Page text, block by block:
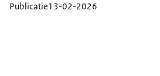
Publicatie13-02-2026